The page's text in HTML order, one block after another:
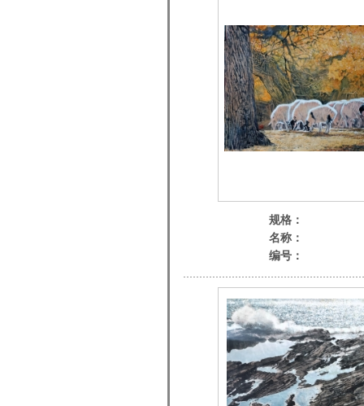
规格：
名称：
编号：